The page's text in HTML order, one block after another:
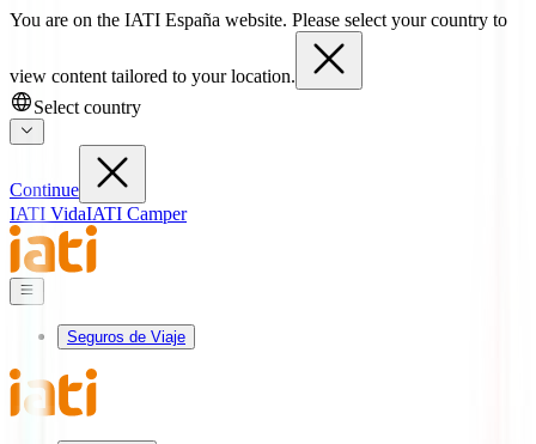
You are on the IATI España website. Please select your country to
view content tailored to your location.
Select country
Continue
IATI VidaIATI Camper
Seguros de Viaje